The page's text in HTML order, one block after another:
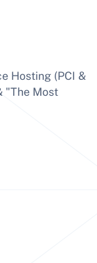
NO -
Hosting (PCI &
"The Most